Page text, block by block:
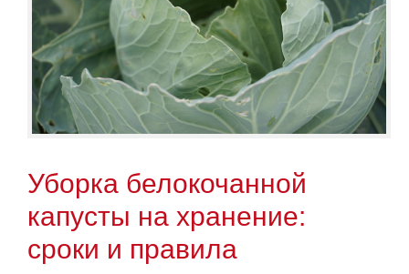
Уборка белокочанной
капусты на хранение:
сроки и правила